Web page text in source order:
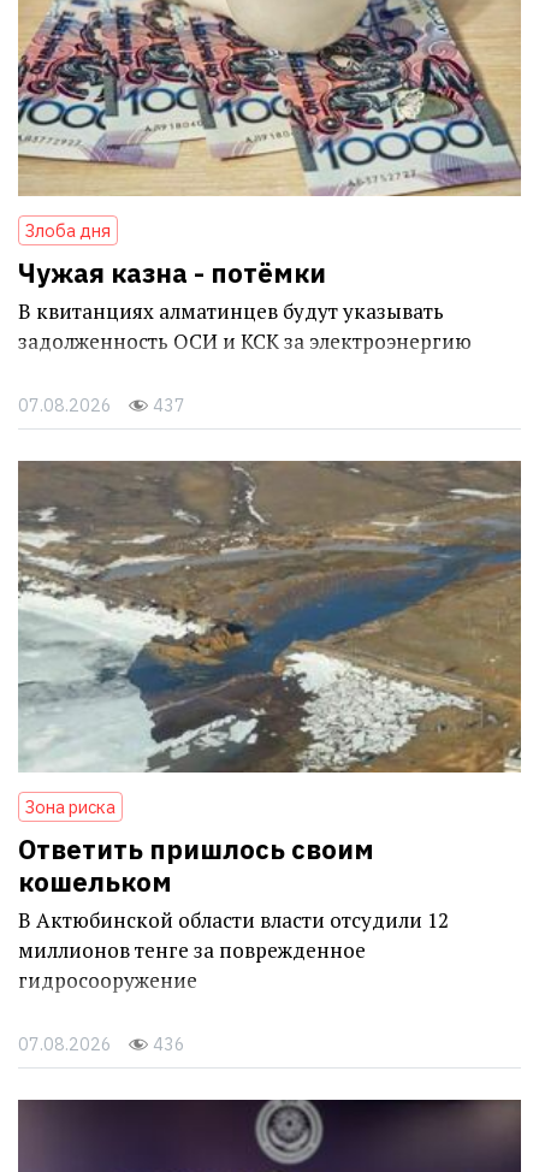
Злоба дня
Чужая казна - потёмки
В квитанциях алматинцев будут указывать
задолженность ОСИ и КСК за электроэнергию
07.08.2026 437
Зона риска
Ответить пришлось своим
кошельком
В Актюбинской области власти отсудили 12
миллионов тенге за поврежденное
гидросооружение
07.08.2026 436